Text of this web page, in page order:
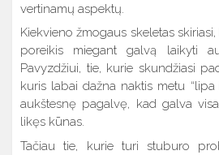
vertinamų aspektų.
Kiekvieno žmogaus skeletas
poreikis miegant galvą laikyti
Pavyzdžiui, tie, kurie skundžiasi
kuris labai dažna naktis metu
aukštesnę pagalvę, kad galva
likęs kūnas.
Tačiau tie, kurie turi stuburo